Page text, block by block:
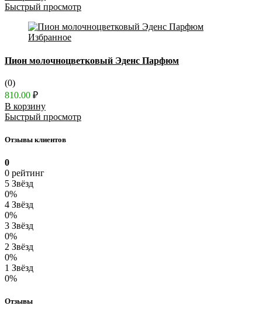
Быстрый просмотр
Избранное
Пион молочноцветковый Эденс Парфюм
(0)
810.00 ₽
В корзину
Быстрый просмотр
Отзывы клиентов
0
0 рейтинг
5 Звёзд
0%
4 Звёзд
0%
3 Звёзд
0%
2 Звёзд
0%
1 Звёзд
0%
Отзывы